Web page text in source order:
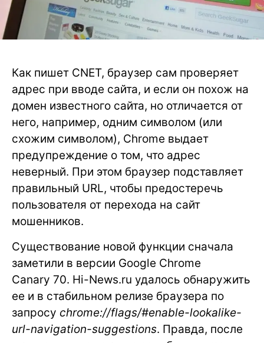
Как пишет CNET, браузер сам проверяет
адрес при вводе сайта, и если он похож на
домен известного сайта, но отличается от
него, например, одним символом (или
схожим символом), Chrome выдает
предупреждение о том, что адрес
неверный. При этом браузер подставляет
правильный URL, чтобы предостеречь
пользователя от перехода на сайт
мошенников.
Существование новой функции сначала
заметили в версии Google Chrome
Canary 70. Hi-News.ru удалось обнаружить
ее и в стабильном релизе браузера по
запросу chrome://flags/#enable-lookalike-
url-navigation-suggestions. Правда, после